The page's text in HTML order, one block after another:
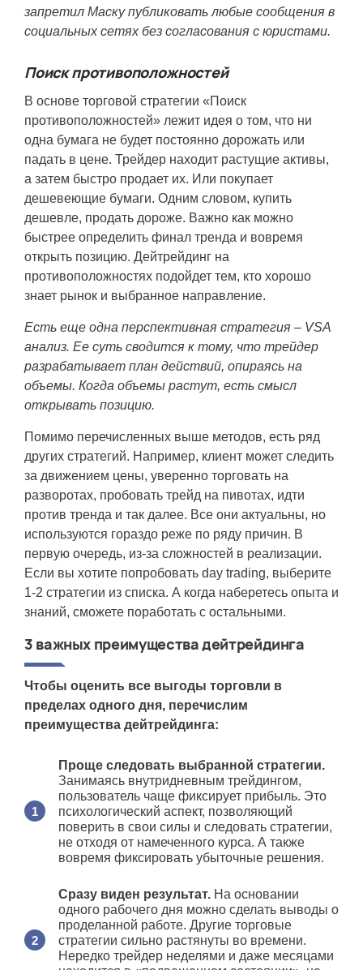
запретил Маску публиковать любые сообщения в
социальных сетях без согласования с юристами.
Поиск противоположностей
В основе торговой стратегии «Поиск
противоположностей» лежит идея о том, что ни
одна бумага не будет постоянно дорожать или
падать в цене. Трейдер находит растущие активы,
а затем быстро продает их. Или покупает
дешевеющие бумаги. Одним словом, купить
дешевле, продать дороже. Важно как можно
быстрее определить финал тренда и вовремя
открыть позицию. Дейтрейдинг на
противоположностях подойдет тем, кто хорошо
знает рынок и выбранное направление.
Есть еще одна перспективная стратегия – VSA
анализ. Ее суть сводится к тому, что трейдер
разрабатывает план действий, опираясь на
объемы. Когда объемы растут, есть смысл
открывать позицию.
Помимо перечисленных выше методов, есть ряд
других стратегий. Например, клиент может следить
за движением цены, уверенно торговать на
разворотах, пробовать трейд на пивотах, идти
против тренда и так далее. Все они актуальны, но
используются гораздо реже по ряду причин. В
первую очередь, из-за сложностей в реализации.
Если вы хотите попробовать day trading, выберите
1-2 стратегии из списка. А когда наберетесь опыта и
знаний, сможете поработать с остальными.
3 важных преимущества дейтрейдинга
Чтобы оценить все выгоды торговли в
пределах одного дня, перечислим
преимущества дейтрейдинга:
Проще следовать выбранной стратегии.
Занимаясь внутридневным трейдингом,
пользователь чаще фиксирует прибыль. Это
психологический аспект, позволяющий
поверить в свои силы и следовать стратегии,
не отходя от намеченного курса. А также
вовремя фиксировать убыточные решения.
Сразу виден результат. На основании
одного рабочего дня можно сделать выводы о
проделанной работе. Другие торговые
стратегии сильно растянуты во времени.
Нередко трейдер неделями и даже месяцами